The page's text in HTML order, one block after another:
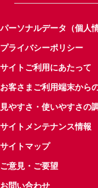
パーソナルデータ（個人
プライバシーポリシー
サイトご利用にあたって
お客さまご利用端末から
見やすさ・使いやすさの
サイトメンテナンス情報
サイトマップ
ご意見・ご要望
お問い合わせ